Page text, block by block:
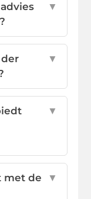
▼
▼
▼
met de
▼